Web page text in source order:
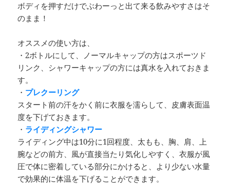
ボディを押すだけでぶわーっと出て来る飲みやすさはそ
のまま！
オススメの使い方は、
・2ボトルにして、ノーマルキャップの方はスポーツド
リンク、シャワーキャップの方には真水を入れておきま
す。
・ プレクーリング
スタート前の汗をかく前に衣服を濡らして、皮膚表面温
度を下げておきます。
・ ライディングシャワー
ライディング中は10分に1回程度、太もも、胸、肩、上
腕などの前方、風が直接当たり気化しやすく、衣服が風
圧で体に密着している部分にかけると、より少ない水量
で効果的に体温を下げることができます。